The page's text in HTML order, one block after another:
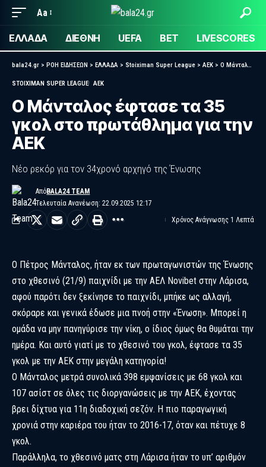
Aa
ΕΛΛΑΔΑ ΔΙΕΘΝΗ UEFA BET LIVESCORES
bala24.gr > ΡΟΗ ΕΙΔΗΣΕΩΝ > ΕΛΛΑΔΑ > Stoiximan Super League > ΑΕΚ > Ο Μάνταλος έφτασε τα 35 γκολ στο πρωτάθλημα για την ΑΕΚ
STOIXIMAN SUPER LEAGUE ΑΕΚ
Ο Μάνταλος έφτασε τα 35
γκολ στο πρωτάθλημα για την
ΑΕΚ
Νέο ρεκόρ για τον 34χρονό αρχηγό της Ένωσης
Τελευταία Ανανέωση: 22.09.2025 12:17
ΑπόBALA24 TEAM
Χρόνος Ανάγνωσης 1 Λεπτά
Ο Πέτρος Μάνταλος, ήταν εκ των πρωταγωνιστών της Ένωσης
στο χθεσινό (21/9) παιχνίδι με την ΑΕΛ Novibet στην Λάρισα,
αφού παρότι δεν ξεκίνησε το παιχνίδι, μπήκε ως αλλαγή,
σκόραρε και γενικά έδωσε μια πνοή στην «Ένωση». Μπορεί η
ομάδα να μην πανηγύρισε την νίκη, ο ίδιος όμως θα θυμάται την
ημέρα. Και αυτό γιατί με το χθεσινό του γκολ, έφτασε τα 35
γκολ με την ΑΕΚ στην μεγάλη κατηγορία!
Ο Μάνταλος μετρά συνολικά 398 εμφανίσεις με 68 γκολ και
107 ασίστ σε όλες τις διοργανώσεις με την ΑΕΚ, έχοντας
βρει δίχτυα για 11η διαδοχική σεζόν. Η πιο παραγωγική
χρονιά στην καριέρα του ήταν το 2016-17, όταν και πέτυχε 8
γκολ.
Παράλληλα, το χθεσινό ματς στη Λάρισα ήταν το υπ’ αριθμόν